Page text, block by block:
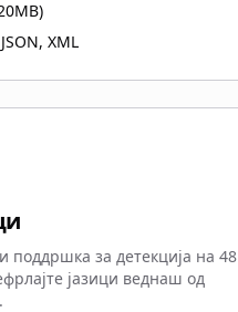
XML
поддршка за детекција на 48
јазици веднаш од